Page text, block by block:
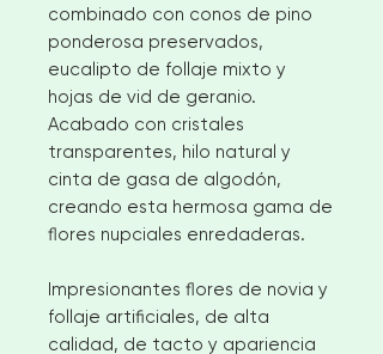
combinado con conos de pino
ponderosa preservados,
eucalipto de follaje mixto y
hojas de vid de geranio.
Acabado con cristales
transparentes, hilo natural y
cinta de gasa de algodón,
creando esta hermosa gama de
flores nupciales enredaderas.
Impresionantes flores de novia y
follaje artificiales, de alta
calidad, de tacto y apariencia